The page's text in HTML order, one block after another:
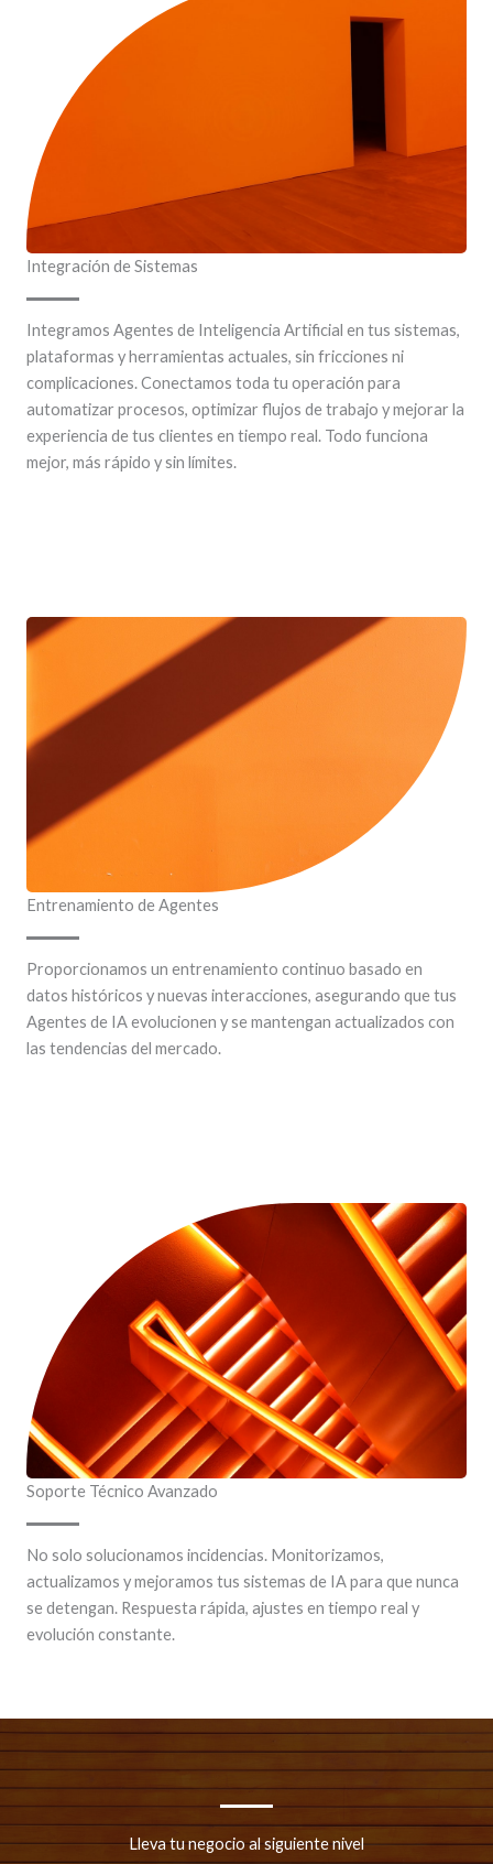
Integración de Sistemas
Integramos Agentes de Inteligencia Artificial en tus sistemas,
plataformas y herramientas actuales, sin fricciones ni
complicaciones. Conectamos toda tu operación para
automatizar procesos, optimizar flujos de trabajo y mejorar la
experiencia de tus clientes en tiempo real. Todo funciona
mejor, más rápido y sin límites.
Entrenamiento de Agentes
Proporcionamos un entrenamiento continuo basado en
datos históricos y nuevas interacciones, asegurando que tus
Agentes de IA evolucionen y se mantengan actualizados con
las tendencias del mercado.
Soporte Técnico Avanzado
No solo solucionamos incidencias. Monitorizamos,
actualizamos y mejoramos tus sistemas de IA para que nunca
se detengan. Respuesta rápida, ajustes en tiempo real y
evolución constante.
Lleva tu negocio al siguiente nivel